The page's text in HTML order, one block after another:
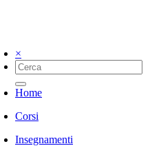
×
Home
Corsi
Insegnamenti